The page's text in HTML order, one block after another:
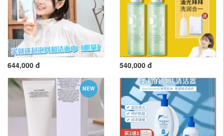
644,000 đ 540,000 đ
NEW